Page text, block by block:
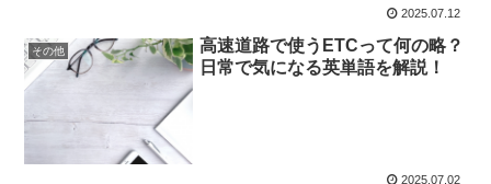
2025.07.12
その他
高速道路で使うETCって何の略？
日常で気になる英単語を解説！
2025.07.02